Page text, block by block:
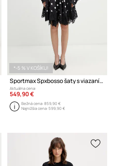
*-5 % V KOŠÍKU!
Sportmax Spxbosso šaty s viazaním s bodkovaným vzorom hodvábne
Aktuálna cena:
549,90 €
Bežná cena:859,90 €
Najnižšia cena:599,90 €